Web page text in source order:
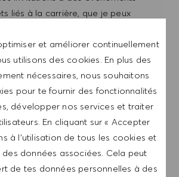
et améliorer continuellement
utilisons des cookies. En plus des
nécessaires, nous souhaitons
pour te fournir des fonctionnalités
développer nos services et traiter
En cliquant sur « Accepter
à l’utilisation de tous les cookies et
données associées. Cela peut
de tes données personnelles à des
liés à la carrière, que je peux
dans chaque e-mail. Je
données personnelles seront
à la POLITIQUE DE
.
e-mail (obligatoire)